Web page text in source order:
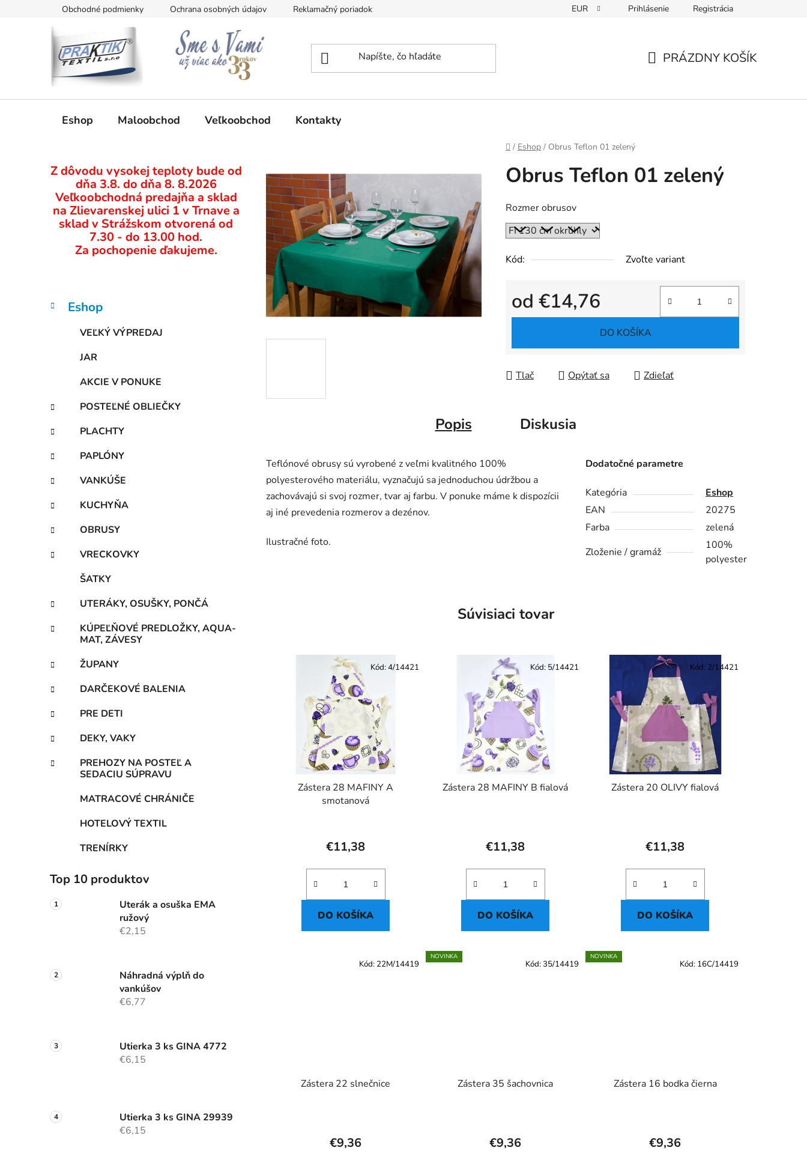
Obchodné podmienky Ochrana osobných údajov Reklamačný poriadok EUR Prihlásenie Registrácia
KOŠÍK
PRÁZDNY KOŠÍK
Eshop Maloobchod Veľkoobchod Kontakty
Domov
/ Eshop / Obrus Teflon 01 zelený
o
č
n
l
Z dôvodu vysokej teploty bude od
dňa 3.8. do dňa 8. 8.2026
Veľkoobchodná predajňa a sklad
na Zlievarenskej ulici 1 v Trnave a
sklad v Strážskom otvorená od
7.30 - do 13.00 hod.
Za pochopenie ďakujeme.
Preskočiť
kategórie
K
a
e
Eshop
VEĽKÝ VÝPREDAJ
JAR
AKCIE V PONUKE
POSTEĽNÉ OBLIEČKY
PLACHTY
PAPLÓNY
VANKÚŠE
KUCHYŇA
OBRUSY
VRECKOVKY
ŠATKY
UTERÁKY, OSUŠKY, PONČÁ
KÚPEĽŇOVÉ PREDLOŽKY, AQUA-
MAT, ZÁVESY
ŽUPANY
DARČEKOVÉ BALENIA
PRE DETI
DEKY, VAKY
PREHOZY NA POSTEĽ A
SEDACIU SÚPRAVU
MATRACOVÉ CHRÁNIČE
HOTELOVÝ TEXTIL
TRENÍRKY
Top 10 produktov
Uterák a osuška EMA
ružový
€2,15
Náhradná výplň do
vankúšov
€6,77
Utierka 3 ks GINA 4772
€6,15
Utierka 3 ks GINA 29939
€6,15
Obrus Teflon 01 zelený
Rozmer obrusov
Kód: Zvoľte variant
od €14,76
Jednotková cena:
DO KOŠÍKA
Tlač Opýtať sa Zdieľať
Popis Diskusia
Teflónové obrusy sú vyrobené z veľmi kvalitného 100%
polyesterového materiálu, vyznačujú sa jednoduchou údržbou a
zachovávajú si svoj rozmer, tvar aj farbu. V ponuke máme k dispozícii
aj iné prevedenia rozmerov a dezénov.
Ilustračné foto.
Dodatočné parametre
Kategória
Eshop
EAN
20275
Farba
zelená
Zloženie / gramáž
100%
polyester
Súvisiaci tovar
Zástera 28 MAFINY A
smotanová
€11,38
DO KOŠÍKA
Kód:4/14421
Zástera 28 MAFINY B fialová
€11,38
DO KOŠÍKA
Kód: 5/14421
Zástera 20 OLIVY fialová
€11,38
DO KOŠÍKA
Kód: 2/14421
Zástera 22 slnečnice
€9,36
Kód: 22M/14419
NOVINKA
Zástera 35 šachovnica
€9,36
Kód:35/14419
NOVINKA
Zástera 16 bodka čierna
€9,36
Kód: 16C/14419